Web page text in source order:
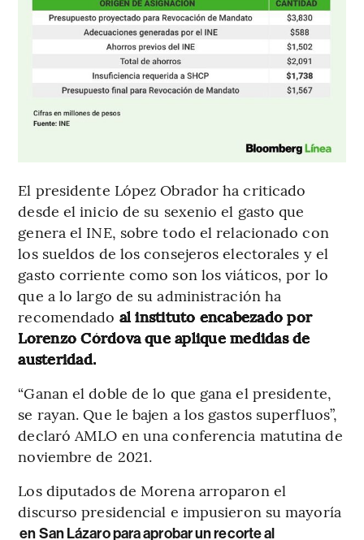
El presidente López Obrador ha criticado
desde el inicio de su sexenio el gasto que
genera el INE, sobre todo el relacionado con
los sueldos de los consejeros electorales y el
gasto corriente como son los viáticos, por lo
que a lo largo de su administración ha
recomendado al instituto encabezado por
Lorenzo Córdova que aplique medidas de
austeridad.
“Ganan el doble de lo que gana el presidente,
se rayan. Que le bajen a los gastos superfluos”,
declaró AMLO en una conferencia matutina de
noviembre de 2021.
Los diputados de Morena arroparon el
discurso presidencial e impusieron su mayoría
en San Lázaro para aprobar un recorte al